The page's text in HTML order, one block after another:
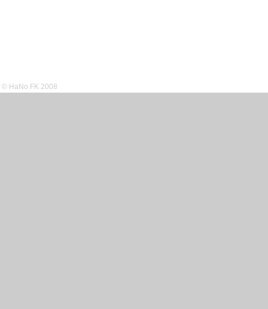
© HaNo FK 2008